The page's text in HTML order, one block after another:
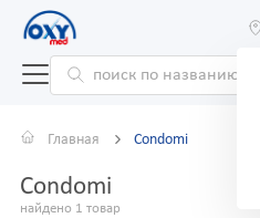
Главная Condomi
Condomi
найдено 1 товар